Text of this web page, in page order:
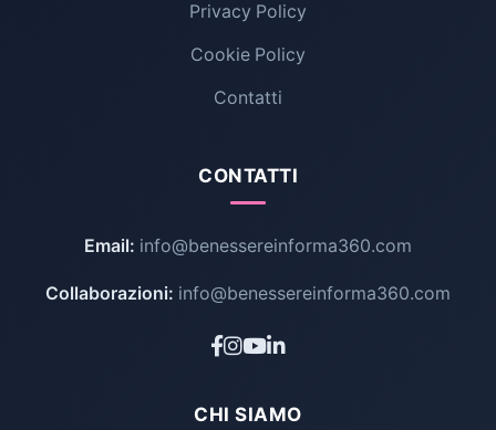
Privacy Policy
Cookie Policy
Contatti
CONTATTI
Email: info@benessereinforma360.com
Collaborazioni: info@benessereinforma360.com
CHI SIAMO